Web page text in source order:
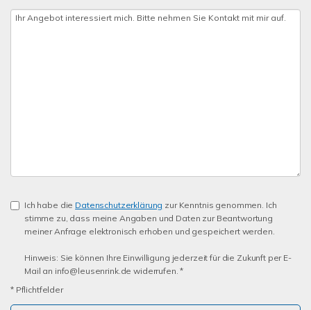
Ich habe die Datenschutzerklärung zur Kenntnis genommen. Ich
stimme zu, dass meine Angaben und Daten zur Beantwortung
meiner Anfrage elektronisch erhoben und gespeichert werden.
Hinweis: Sie können Ihre Einwilligung jederzeit für die Zukunft per E-
Mail an info@leusenrink.de widerrufen. *
* Pflichtfelder